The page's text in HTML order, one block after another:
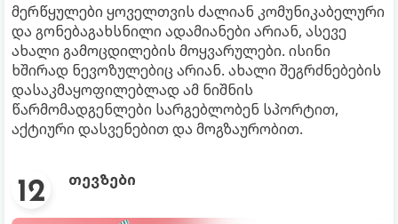
მერწყულები ყოველთვის ძალიან კომუნიკაბელური
და გონებაგახსნილი ადამიანები არიან, ასევე
ახალი გამოცდილების მოყვარულები. ისინი
ხშირად ნევოზულებიც არიან. ახალი შეგრძნებების
დასაკმაყოფილებლად ამ ნიშნის
წარმომადგენლები სარგებლობენ სპორტით,
აქტიური დასვენებით და მოგზაურობით.
თევზები